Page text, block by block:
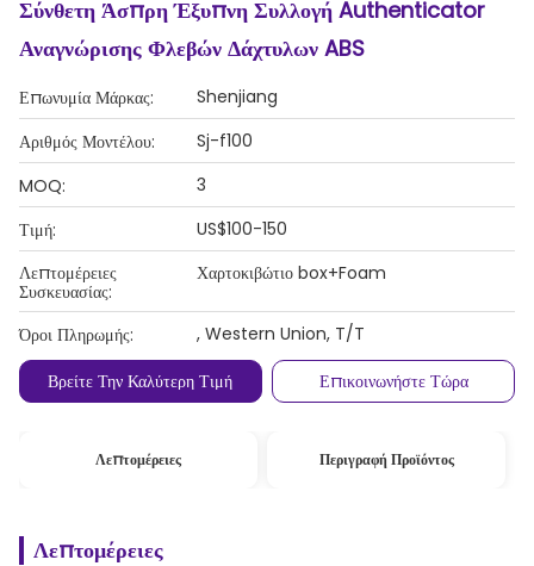
Σύνθετη Άσπρη Έξυπνη Συλλογή Authenticator
Αναγνώρισης Φλεβών Δάχτυλων ABS
Επωνυμία Μάρκας:
Shenjiang
Αριθμός Μοντέλου:
Sj-f100
MOQ:
3
Τιμή:
US$100-150
Λεπτομέρειες
Συσκευασίας:
Χαρτοκιβώτιο box+Foam
Όροι Πληρωμής:
, Western Union, T/T
Βρείτε Την Καλύτερη Τιμή
Επικοινωνήστε Τώρα
Λεπτομέρειες Περιγραφή Προϊόντος
Λεπτομέρειες